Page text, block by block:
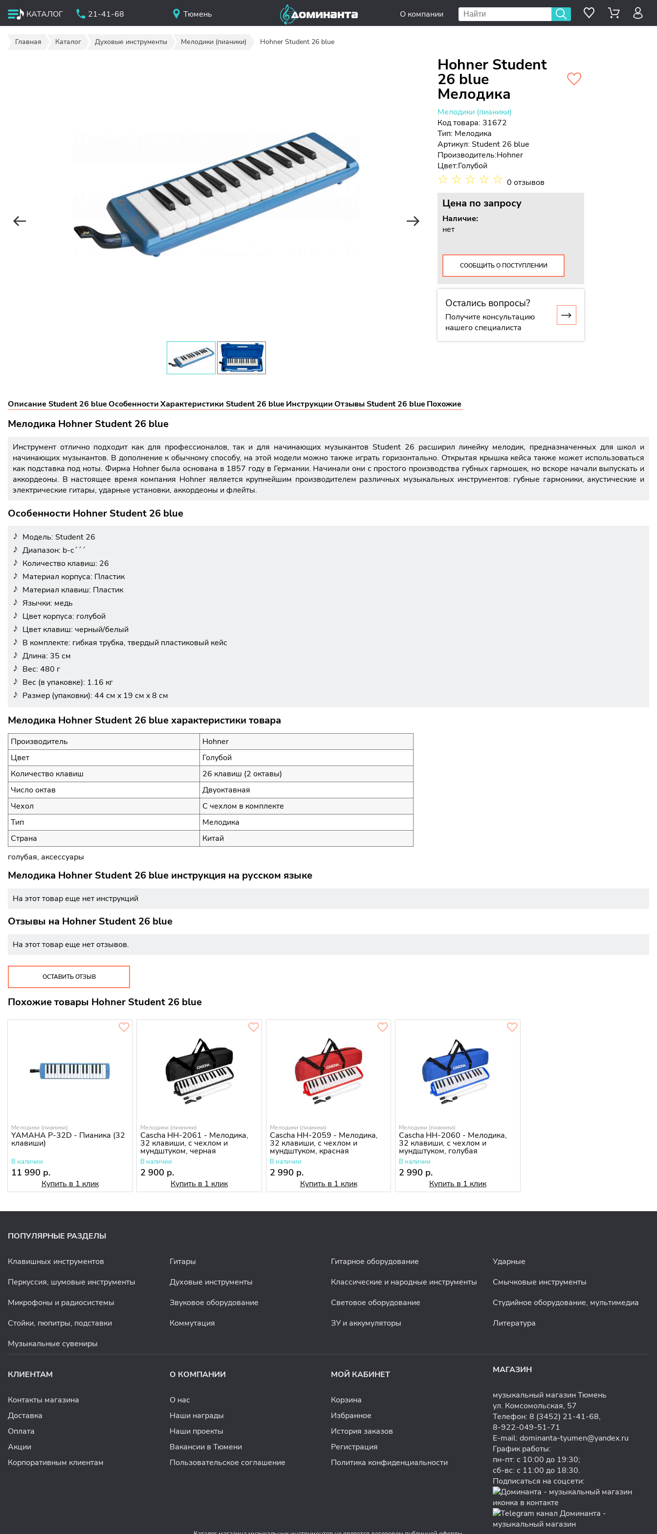
КАТАЛОГ 21-41-68 Тюмень О компании
Главная Каталог Духовые инструменты Мелодики (пианики) Hohner Student 26 blue
Hohner Student
26 blue
Мелодика
Мелодики (пианики)
Код товара: 31672
Тип: Мелодика
Артикул: Student 26 blue
Производитель:Hohner
Цвет:Голубой
☆ ☆ ☆ ☆ ☆ 0 отзывов
Цена по запросу
Наличие:
нет
СООБЩИТЬ О ПОСТУПЛЕНИИ
Остались вопросы?
Получите консультацию
нашего специалиста
Описание Student 26 blueОсобенностиХарактеристики Student 26 blue ИнструкцииОтзывы Student 26 blue Похожие
Мелодика Hohner Student 26 blue
Инструмент отлично подходит как для профессионалов, так и для начинающих музыкантов Student 26 расширил линейку мелодик, предназначенных для школ и
начинающих музыкантов. В дополнение к обычному способу, на этой модели можно также играть горизонтально. Открытая крышка кейса также может использоваться
как подставка под ноты. Фирма Hohner была основана в 1857 году в Германии. Начинали они с простого производства губных гармошек, но вскоре начали выпускать и
аккордеоны. В настоящее время компания Hohner является крупнейшим производителем различных музыкальных инструментов: губные гармоники, акустические и
электрические гитары, ударные установки, аккордеоны и флейты.
Особенности Hohner Student 26 blue
Модель: Student 26
Диапазон: b-c´´´
Количество клавиш: 26
Материал корпуса: Пластик
Материал клавиш: Пластик
Язычки: медь
Цвет корпуса: голубой
Цвет клавиш: черный/белый
В комплекте: гибкая трубка, твердый пластиковый кейс
Длина: 35 см
Вес: 480 г
Вес (в упаковке): 1.16 кг
Размер (упаковки): 44 см x 19 см x 8 см
Мелодика Hohner Student 26 blue характеристики товара
Производитель
Hohner
Цвет
Голубой
Количество клавиш
26 клавиш (2 октавы)
Число октав
Двуоктавная
Чехол
С чехлом в комплекте
Тип
Мелодика
Страна
Китай
голубая, аксессуары
Мелодика Hohner Student 26 blue инструкция на русском языке
На этот товар еще нет инструкций
Отзывы на Hohner Student 26 blue
На этот товар еще нет отзывов.
ОСТАВИТЬ ОТЗЫВ
Похожие товары Hohner Student 26 blue
Мелодики (пианики)
YAMAHA P-32D - Пианика (32
клавиши)
В наличии
11 990 р.
Купить в 1 клик
Мелодики (пианики)
Cascha HH-2061 - Мелодика,
32 клавиши, с чехлом и
мундштуком, черная
В наличии
2 900 р.
Купить в 1 клик
Мелодики (пианики)
Cascha HH-2059 - Мелодика,
32 клавиши, с чехлом и
мундштуком, красная
В наличии
2 990 р.
Купить в 1 клик
Мелодики (пианики)
Cascha HH-2060 - Мелодика,
32 клавиши, с чехлом и
мундштуком, голубая
В наличии
2 990 р.
Купить в 1 клик
ПОПУЛЯРНЫЕ РАЗДЕЛЫ
Клавишных инструментов Гитары Гитарное оборудование
Ударные
Перкуссия, шумовые инструменты
Духовые инструменты Классические и народные инструменты
Смычковые инструменты
Микрофоны и радиосистемы
Звуковое оборудование Световое оборудование
Студийное оборудование, мультимедиа
Стойки, пюпитры, подставки
Коммутация ЗУ и аккумуляторы
Литература
Музыкальные сувениры
КЛИЕНТАМ
Контакты магазина
Доставка
Оплата
Акции
Корпоративным клиентам
О КОМПАНИИ
О нас
Наши награды
Наши проекты
Вакансии в Тюмени
Пользовательское соглашение
МОЙ КАБИНЕТ
Корзина
Избранное
История заказов
Регистрация
Политика конфиденциальности
МАГАЗИН
музыкальный магазин Тюмень
ул. Комсомольская, 57
Телефон: 8 (3452) 21-41-68,
8-922-049-51-71
E-mail: dominanta-tyumen@yandex.ru
График работы:
пн-пт: с 10:00 до 19:30;
сб-вс: с 11:00 до 18:30.
Подписаться на соцсети: